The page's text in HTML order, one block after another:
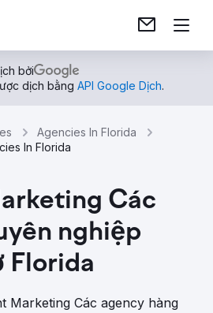
bởi
dịch bằng API Google Dịch.
Agencies In Florida
In Florida
Các
nghiệp
Florida
Marketing Các agency hàng